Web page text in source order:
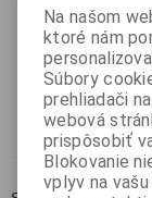
Na našom
ktoré nám
Súbory
prehliadači
webová
prispôsobiť
Blokovanie
vplyv na